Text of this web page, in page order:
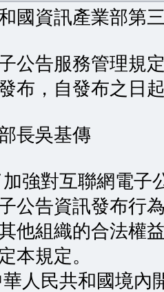
國資訊產業部第
子公告服務管理規
布，自發布之日
長吳基傳
強對互聯網電子
公告資訊發布行
他組織的合法權
本規定。
人民共和國境內